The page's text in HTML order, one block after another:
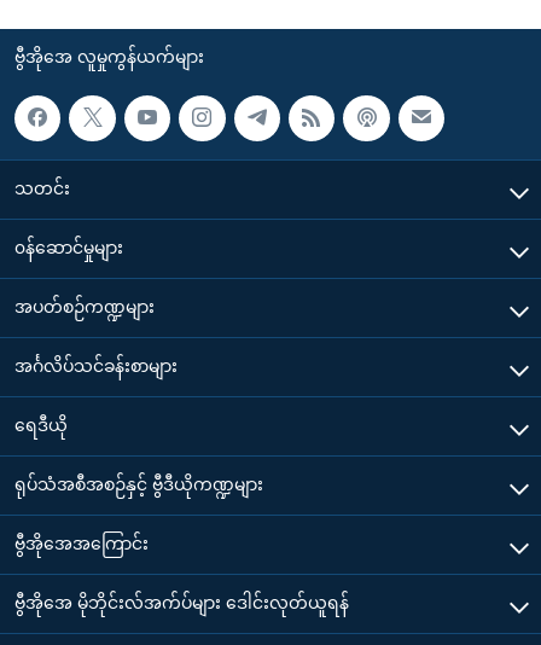
ဗွီအိုအေ လူမှုကွန်ယက်များ
သတင်း
၀န်ဆောင်မှုများ
အပတ်စဉ်ကဏ္ဍများ
အင်္ဂလိပ်သင်ခန်းစာများ
ရေဒီယို
ရုပ်သံအစီအစဉ်နှင့် ဗွီဒီယိုကဏ္ဍများ
ဗွီအိုအေအကြောင်း
ဗွီအိုအေ မိုဘိုင်းလ်အက်ပ်များ ဒေါင်းလုတ်ယူရန်